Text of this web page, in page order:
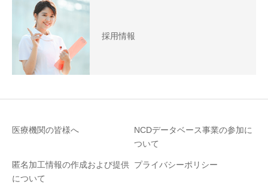
採用情報
医療機関の皆様へ
NCDデータベース事業の参加に
ついて
匿名加⼯情報の作成および提供
について
プライバシーポリシー